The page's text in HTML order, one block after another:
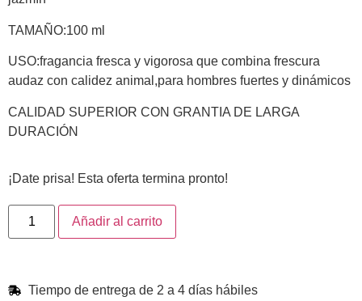
TAMAÑO:100 ml
USO:fragancia fresca y vigorosa que combina frescura
audaz con calidez animal,para hombres fuertes y dinámicos
CALIDAD SUPERIOR CON GRANTIA DE LARGA
DURACIÓN
¡Date prisa! Esta oferta termina pronto!
Añadir al carrito
Tiempo de entrega de 2 a 4 días hábiles